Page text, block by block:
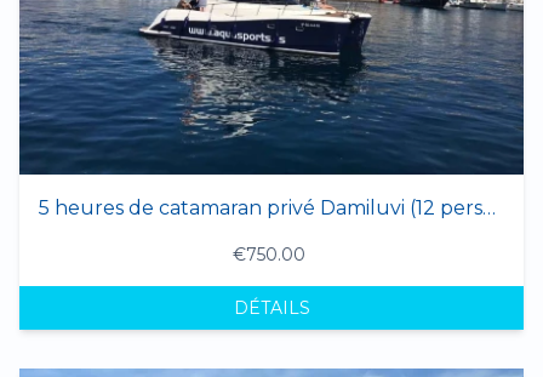
5 heures de catamaran privé Damiluvi (12 personnes max.)
€750.00
DÉTAILS